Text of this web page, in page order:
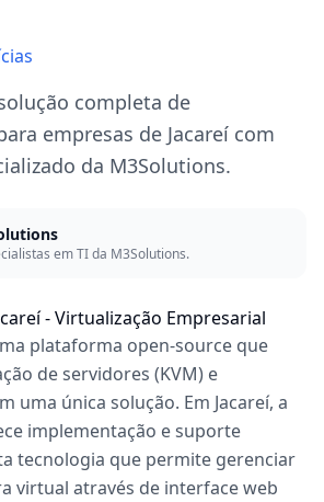
completa de
empresas de Jacareí com
da M3Solutions.
em TI da M3Solutions.
- Virtualização Empresarial
plataforma open-source que
de servidores (KVM) e
uma única solução. Em Jacareí, a
implementação e suporte
tecnologia que permite gerenciar
virtual através de interface web